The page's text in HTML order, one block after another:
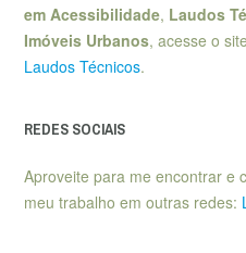
em Acessibilidade, Laudos
Imóveis Urbanos, acesse o
Laudos Técnicos.
REDES SOCIAIS
Aproveite para me encontrar e
meu trabalho em outras redes: